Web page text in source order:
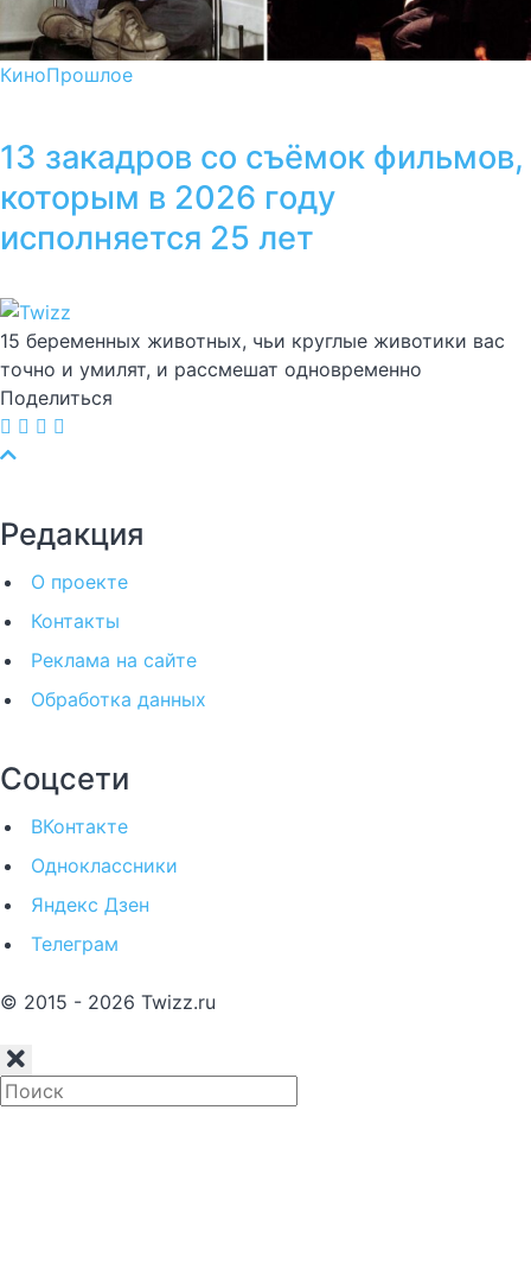
КиноПрошлое
13 закадров со съёмок фильмов,
которым в 2026 году
исполняется 25 лет
15 беременных животных, чьи круглые животики вас
точно и умилят, и рассмешат одновременно
Поделиться
Редакция
О проекте
Контакты
Реклама на сайте
Обработка данных
Соцсети
ВКонтакте
Одноклассники
Яндекс Дзен
Телеграм
© 2015 - 2026 Twizz.ru